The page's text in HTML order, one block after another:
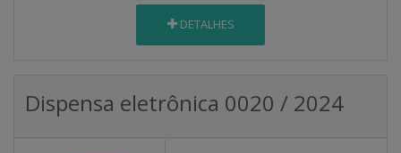
DETALHES
Dispensa eletrônica 0020 / 2024